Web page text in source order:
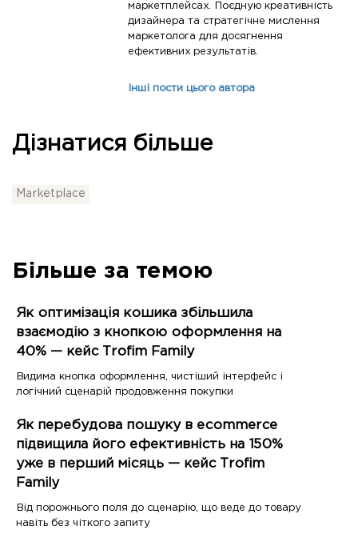
маркетплейсах. Поєдную креативність
дизайнера та стратегічне мислення
маркетолога для досягнення
ефективних результатів.
Інші пости цього автора
Дізнатися більше
Marketplace
Більше за темою
Як оптимізація кошика збільшила
взаємодію з кнопкою оформлення на
40% — кейс Trofim Family
Видима кнопка оформлення, чистіший інтерфейс і
логічний сценарій продовження покупки
Як перебудова пошуку в ecommerce
підвищила його ефективність на 150%
уже в перший місяць — кейс Trofim
Family
Від порожнього поля до сценарію, що веде до товару
навіть без чіткого запиту